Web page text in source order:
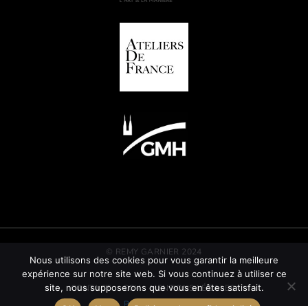
© REMY GARNIER 2024
CONTACT CGV
MENTIONS LÉGALES
POLITIQUE RSE
Nous utilisons des cookies pour vous garantir la meilleure
expérience sur notre site web. Si vous continuez à utiliser ce
site, nous supposerons que vous en êtes satisfait.